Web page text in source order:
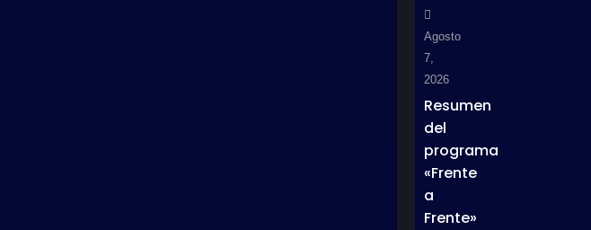
Agosto
7,
2026
Resumen
del
programa
«Frente
a
Frente»